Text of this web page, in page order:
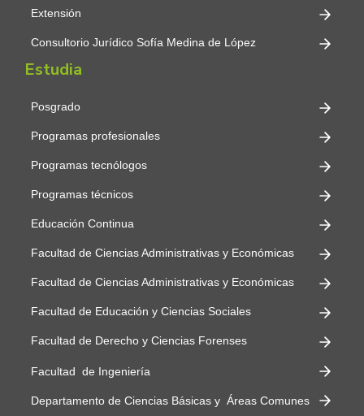
Extensión
Consultorio Jurídico Sofía Medina de López
Estudia
Posgrado
Programas profesionales
Programas tecnólogos
Programas técnicos
Educación Continua
Facultad de Ciencias Administrativas y Económicas
Facultad de Ciencias Administrativas y Económicas
Facultad de Educación y Ciencias Sociales
Facultad de Derecho y Ciencias Forenses
Facultad de Ingeniería
Departamento de Ciencias Básicas y Áreas Comunes